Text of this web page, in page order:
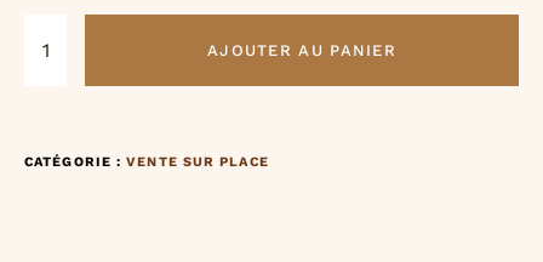
AJOUTER AU PANIER
CATÉGORIE :VENTE SUR PLACE